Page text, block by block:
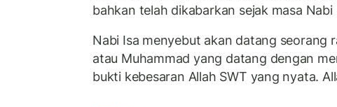
bahkan telah dikabarkan sejak masa Nabi
Nabi Isa menyebut akan datang seorang
atau Muhammad yang datang dengan
bukti kebesaran Allah SWT yang nyata.